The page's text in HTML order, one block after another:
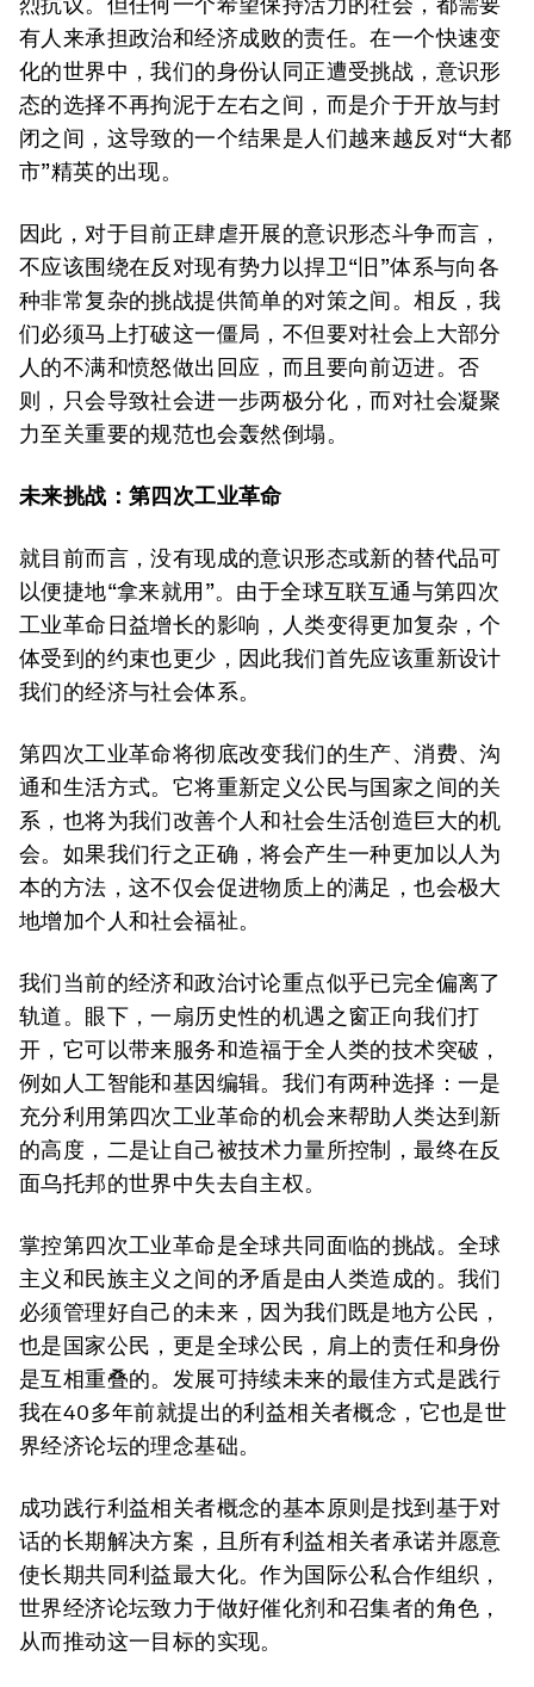
有人来承担政治和经济成败的责任。在一个快速变
化的世界中，我们的身份认同正遭受挑战，意识形
态的选择不再拘泥于左右之间，而是介于开放与封
闭之间，这导致的一个结果是人们越来越反对“大都
市”精英的出现。
因此，对于目前正肆虐开展的意识形态斗争而言，
不应该围绕在反对现有势力以捍卫“旧”体系与向各
种非常复杂的挑战提供简单的对策之间。相反，我
们必须马上打破这一僵局，不但要对社会上大部分
人的不满和愤怒做出回应，而且要向前迈进。否
则，只会导致社会进一步两极分化，而对社会凝聚
力至关重要的规范也会轰然倒塌。
未来挑战：第四次工业革命
就目前而言，没有现成的意识形态或新的替代品可
以便捷地“拿来就用”。由于全球互联互通与第四次
工业革命日益增长的影响，人类变得更加复杂，个
体受到的约束也更少，因此我们首先应该重新设计
我们的经济与社会体系。
第四次工业革命将彻底改变我们的生产、消费、沟
通和生活方式。它将重新定义公民与国家之间的关
系，也将为我们改善个人和社会生活创造巨大的机
会。如果我们行之正确，将会产生一种更加以人为
本的方法，这不仅会促进物质上的满足，也会极大
地增加个人和社会福祉。
我们当前的经济和政治讨论重点似乎已完全偏离了
轨道。眼下，一扇历史性的机遇之窗正向我们打
开，它可以带来服务和造福于全人类的技术突破，
例如人工智能和基因编辑。我们有两种选择：一是
充分利用第四次工业革命的机会来帮助人类达到新
的高度，二是让自己被技术力量所控制，最终在反
面乌托邦的世界中失去自主权。
掌控第四次工业革命是全球共同面临的挑战。全球
主义和民族主义之间的矛盾是由人类造成的。我们
必须管理好自己的未来，因为我们既是地方公民，
也是国家公民，更是全球公民，肩上的责任和身份
是互相重叠的。发展可持续未来的最佳方式是践行
我在40多年前就提出的利益相关者概念，它也是世
界经济论坛的理念基础。
成功践行利益相关者概念的基本原则是找到基于对
话的长期解决方案，且所有利益相关者承诺并愿意
使长期共同利益最大化。作为国际公私合作组织，
世界经济论坛致力于做好催化剂和召集者的角色，
从而推动这一目标的实现。